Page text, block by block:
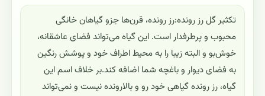
تکثیر گل رز رونده:رز رونده، قرن‌ها جزو گیاهان خانگی
محبوب و پرطرفدار است. این گیاه می‌تواند فضای عاشقانه،
خوش‌بو و البته زیبا را به محیط اطراف خود و پوشش رنگین
به فضای دیوار و باغچه شما اضافه کند.بر خلاف اسم این
گیاه، رز رونده گیاهی خود رو و بالارونده نیست و نمی‌تواند